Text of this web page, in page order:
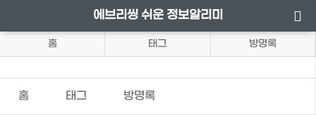
에브리씽 쉬운 정보알리미
홈 태그 방명록
홈 태그 방명록